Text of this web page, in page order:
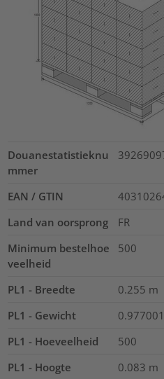
Douanestatistieknu
mmer
EAN / GTIN
Land van oorsprong
FR
Minimum bestelhoe
veelheid
500
PL1 - Breedte 0.255 m
PL1 - Gewicht
0.977001
PL1 - Hoeveelheid
500
PL1 - Hoogte
0.083 m